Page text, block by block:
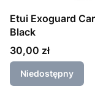
Etui Exoguard
Black
Cena
30,00 zł
Niedostępny